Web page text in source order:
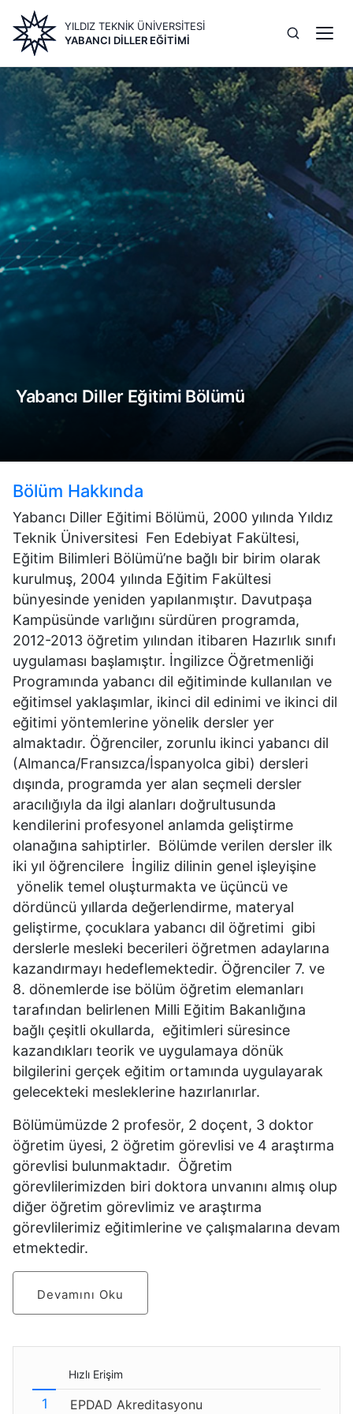
içeriğe
atla
YILDIZ TEKNİK ÜNİVERSİTESİ
YABANCI DILLER EĞITIMI
Image
Yabancı Diller Eğitimi Bölümü
Bölüm Hakkında
Yabancı Diller Eğitimi Bölümü, 2000 yılında Yıldız
Teknik Üniversitesi Fen Edebiyat Fakültesi,
Eğitim Bilimleri Bölümü’ne bağlı bir birim olarak
kurulmuş, 2004 yılında Eğitim Fakültesi
bünyesinde yeniden yapılanmıştır. Davutpaşa
Kampüsünde varlığını sürdüren programda,
2012-2013 öğretim yılından itibaren Hazırlık sınıfı
uygulaması başlamıştır. İngilizce Öğretmenliği
Programında yabancı dil eğitiminde kullanılan ve
eğitimsel yaklaşımlar, ikinci dil edinimi ve ikinci dil
eğitimi yöntemlerine yönelik dersler yer
almaktadır. Öğrenciler, zorunlu ikinci yabancı dil
(Almanca/Fransızca/İspanyolca gibi) dersleri
dışında, programda yer alan seçmeli dersler
aracılığıyla da ilgi alanları doğrultusunda
kendilerini profesyonel anlamda geliştirme
olanağına sahiptirler. Bölümde verilen dersler ilk
iki yıl öğrencilere İngiliz dilinin genel işleyişine
yönelik temel oluşturmakta ve üçüncü ve
dördüncü yıllarda değerlendirme, materyal
geliştirme, çocuklara yabancı dil öğretimi gibi
derslerle mesleki becerileri öğretmen adaylarına
kazandırmayı hedeflemektedir. Öğrenciler 7. ve
8. dönemlerde ise bölüm öğretim elemanları
tarafından belirlenen Milli Eğitim Bakanlığına
bağlı çeşitli okullarda, eğitimleri süresince
kazandıkları teorik ve uygulamaya dönük
bilgilerini gerçek eğitim ortamında uygulayarak
gelecekteki mesleklerine hazırlanırlar.
Bölümümüzde 2 profesör, 2 doçent, 3 doktor
öğretim üyesi, 2 öğretim görevlisi ve 4 araştırma
görevlisi bulunmaktadır. Öğretim
görevlilerimizden biri doktora unvanını almış olup
diğer öğretim görevlimiz ve araştırma
görevlilerimiz eğitimlerine ve çalışmalarına devam
etmektedir.
Devamını Oku
Hızlı Erişim
EPDAD Akreditasyonu